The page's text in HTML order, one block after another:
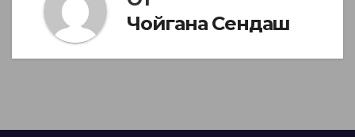
Чойгана Сендаш